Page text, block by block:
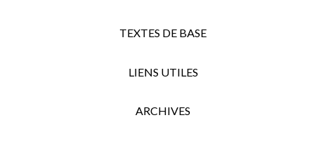
TEXTES DE BASE
LIENS UTILES
ARCHIVES